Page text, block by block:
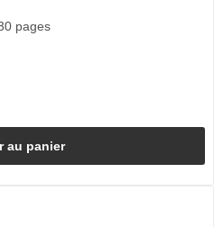
pages
au panier